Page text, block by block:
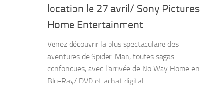
location le 27 avril/ Sony Pictures
Home Entertainment
Venez découvrir la plus spectaculaire des
aventures de Spider-Man, toutes sagas
confondues, avec l’arrivée de No Way Home en
Blu-Ray/ DVD et achat digital.